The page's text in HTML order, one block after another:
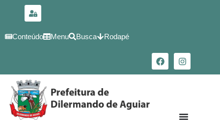
conteúdo
Conteúdo Menu Busca Rodapé